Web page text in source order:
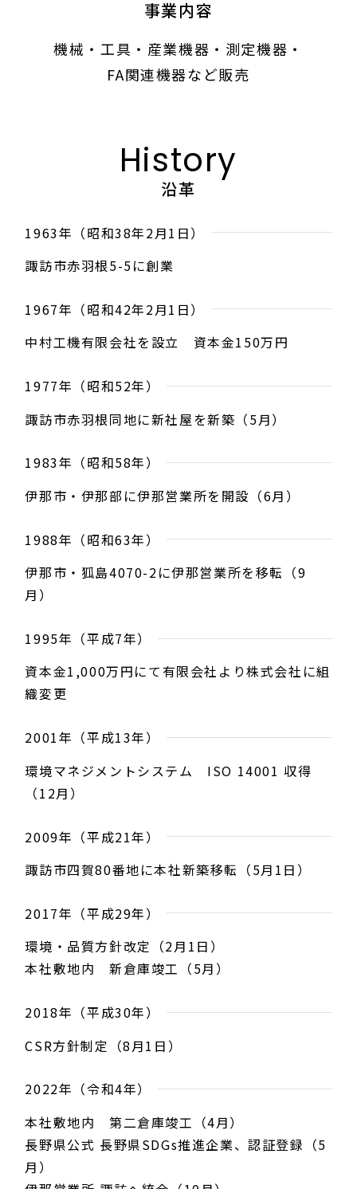
事業内容
機械・工具・産業機器・測定機器・
FA関連機器など販売
History
沿革
1963年（昭和38年2月1日）
諏訪市赤羽根5-5に創業
1967年（昭和42年2月1日）
中村工機有限会社を設立 資本金150万円
1977年（昭和52年）
諏訪市赤羽根同地に新社屋を新築（5月）
1983年（昭和58年）
伊那市・伊那部に伊那営業所を開設（6月）
1988年（昭和63年）
伊那市・狐島4070-2に伊那営業所を移転（9
月）
1995年（平成7年）
資本金1,000万円にて有限会社より株式会社に組
織変更
2001年（平成13年）
環境マネジメントシステム ISO 14001 収得
（12月）
2009年（平成21年）
諏訪市四賀80番地に本社新築移転（5月1日）
2017年（平成29年）
環境・品質方針改定（2月1日）
本社敷地内 新倉庫竣工（5月）
2018年（平成30年）
CSR方針制定（8月1日）
2022年（令和4年）
本社敷地内 第二倉庫竣工（4月）
長野県公式 長野県SDGs推進企業、認証登録（5
月）